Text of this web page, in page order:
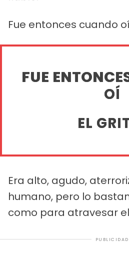
Fue entonces cuando
FUE
OÍ
EL
Era alto, agudo,
humano, pero lo
como para atravesar
PUBLICIDAD